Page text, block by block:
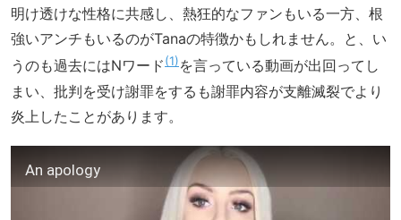
明け透けな性格に共感し、熱狂的なファンもいる一方、根
強いアンチもいるのがTanaの特徴かもしれません。と、い
うのも過去にはNワード 1 を言っている動画が出回ってし
まい、批判を受け謝罪をするも謝罪内容が支離滅裂でより
炎上したことがあります。
An apology